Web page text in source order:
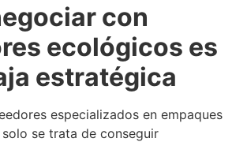
con
ecológicos es
estratégica
especializados en empaques
se trata de conseguir